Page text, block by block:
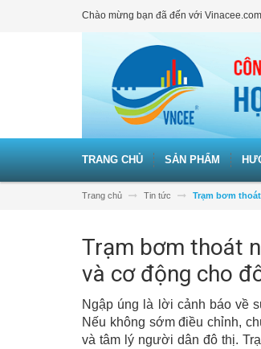
Chào mừng bạn đã đến với
TRANG CHỦ SẢN PHẨM
Trang chủ Tin tức Trạm bơm
Trạm bơm thoát
và cơ động cho
Ngập úng là lời cảnh báo về
Nếu không sớm điều chỉnh,
và tâm lý người dân đô thị.